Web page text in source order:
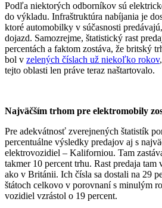
Podľa niektorých odborníkov sú
do výkladu. Infraštruktúra nabíjania je
ktoré automobilky v súčasnosti
dojazd. Samozrejme, štatistický rast
percentách a faktom zostáva, že britský
bol v zelených číslach už niekoľko rokov
tejto oblasti len práve teraz naštartovalo.
Najväčším trhom pre elektromobily
Pre adekvátnosť zverejnených štatistík
percentuálne výsledky predajov aj s
elektrovozidiel – Kaliforniou. Tam
takmer 10 percent trhu. Rast predaja tam
ako v Británii. Ich čísla sa dostali na 29
štátoch celkovo v porovnaní s minulým
vozidiel vzrástol o 19 percent.